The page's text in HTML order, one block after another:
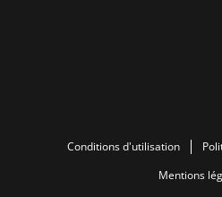
Conditions d'utilisation
Mentions